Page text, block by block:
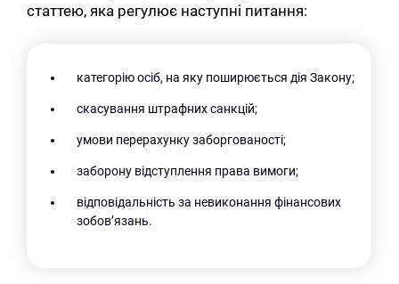
статтею, яка регулює наступні питання:
категорію осіб, на яку поширюється дія Закону;
скасування штрафних санкцій;
умови перерахунку заборгованості;
заборону відступлення права вимоги;
відповідальність за невиконання фінансових
зобов’язань.